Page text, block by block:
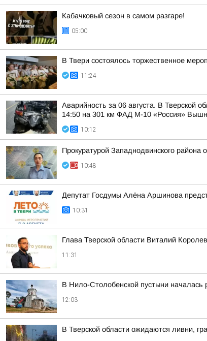
Кабачковый сезон в самом разгаре!
05:00
В Твери состоялось торжественное
11:24
Аварийность за 06 августа. В Тверской
14:50 на 301 км ФАД М-10 «Россия»
10:12
Прокуратурой Западнодвинского
10:48
Депутат Госдумы Алёна Аршинова
10:31
Глава Тверской области Виталий
11:31
В Нило-Столобенской пустыни началась
12:03
В Тверской области ожидаются ливни,